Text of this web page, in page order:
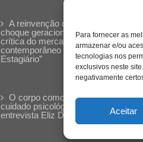
Para fornecer as
armazenar e/ou
tecnologias nos
exclusivos neste
negativamente
Aceitar
A reinvenção do trabalho e o
choque geracional: uma análise
crítica do mercado
contemporâneo em “Um Senhor
Estagiário”
O corpo como expressão do
cuidado psicológico: (En)Cena
entrevista Eliz Dorneles